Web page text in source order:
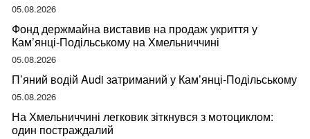
05.08.2026
Фонд держмайна виставив на продаж укриття у
Кам’янці-Подільському на Хмельниччині
05.08.2026
П’яний водій Audi затриманий у Кам’янці-Подільському
05.08.2026
На Хмельниччині легковик зіткнувся з мотоциклом:
один постраждалий